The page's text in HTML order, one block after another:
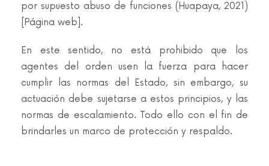
por supuesto abuso de funciones (Huapaya, 2021)
[Página web].
En este sentido, no está prohibido que los
agentes del orden usen la fuerza para hacer
cumplir las normas del Estado, sin embargo, su
actuación debe sujetarse a estos principios, y las
normas de escalamiento. Todo ello con el fin de
brindarles un marco de protección y respaldo.